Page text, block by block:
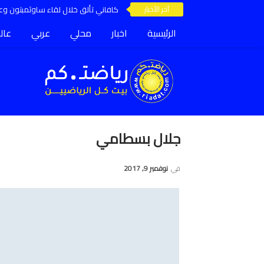
آخر الأخبار كافاني تألق خلال لقاء ساوثمبتون
الرئيسية اخبار محلي عربي
جلال بسطامي
في نوفمبر 9, 2017